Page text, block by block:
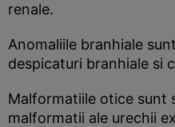
renale.
Anomaliile branhiale
despicaturi branhiale si
Malformatiile otice sunt
malformatii ale urechii